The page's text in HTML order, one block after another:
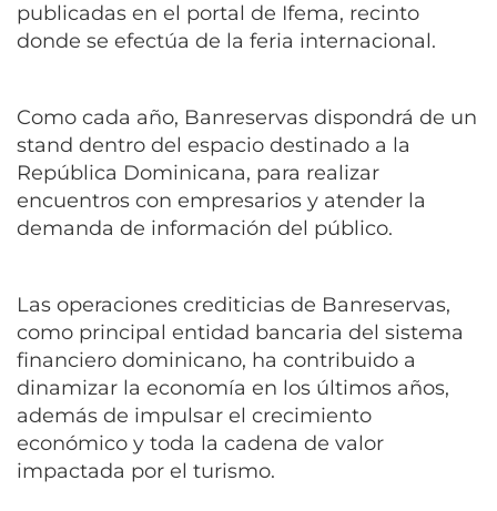
publicadas en el portal de Ifema, recinto
donde se efectúa de la feria internacional.
Como cada año, Banreservas dispondrá de un
stand dentro del espacio destinado a la
República Dominicana, para realizar
encuentros con empresarios y atender la
demanda de información del público.
Las operaciones crediticias de Banreservas,
como principal entidad bancaria del sistema
financiero dominicano, ha contribuido a
dinamizar la economía en los últimos años,
además de impulsar el crecimiento
económico y toda la cadena de valor
impactada por el turismo.